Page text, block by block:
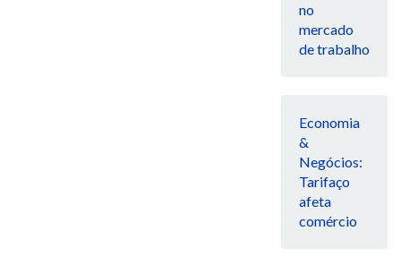
no
mercado
de trabalho
Economia
&
Negócios:
Tarifaço
afeta
comércio